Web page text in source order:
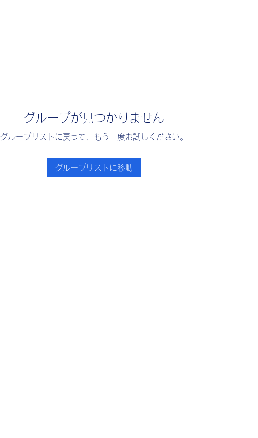
グループが見つかりません
グループリストに戻って、もう一度お試しください。
グループリストに移動